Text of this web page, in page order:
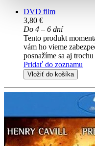
DVD film
3,80 €
Do 4 – 6 dní
Tento produkt
vám ho vieme
posnažíme sa aj
Pridať do zoznamu
Vložiť do košíka